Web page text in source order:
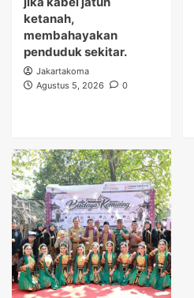
ketanah,
membahayakan
penduduk sekitar.
Jakartakoma
Agustus 5, 2026
0